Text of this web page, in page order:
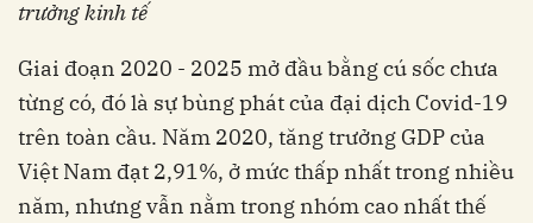
trưởng kinh tế
Giai đoạn 2020 - 2025 mở đầu bằng cú sốc chưa
từng có, đó là sự bùng phát của đại dịch Covid-19
trên toàn cầu. Năm 2020, tăng trưởng GDP của
Việt Nam đạt 2,91%, ở mức thấp nhất trong nhiều
năm, nhưng vẫn nằm trong nhóm cao nhất thế